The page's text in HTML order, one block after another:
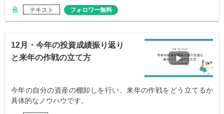
テキスト フォロワー無料
12月・今年の投資成績振り返り
と来年の作戦の立て方
今年の自分の資産の棚卸しを行い、来年の作戦をどう立てるか
具体的なノウハウです。